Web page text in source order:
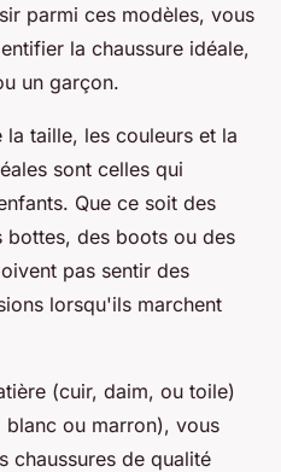
parmi ces modèles, vous
la chaussure idéale,
un garçon.
la taille, les couleurs et la
sont celles qui
Que ce soit des
bottes, des boots ou des
pas sentir des
lorsqu'ils marchent
(cuir, daim, ou toile)
ou marron), vous
chaussures de qualité